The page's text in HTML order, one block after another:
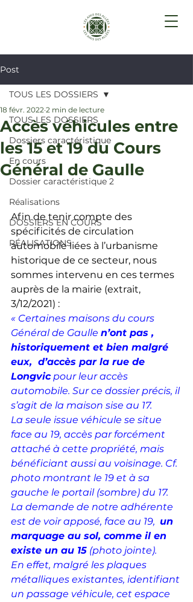
Post
TOUS LES DOSSIERS
Dossiers caractéristique
En cours
Dossier caractéristique 2
Réalisations
DOSSIERS EN COURS
RÉALISATIONS
TOUS LES DOSSIERS
Accès véhicules entre
les 15 et 19 du Cours
Général de Gaulle
18 févr. 2022 2 min de lecture
Afin de tenir compte des
spécificités de circulation
automobile liées à l’urbanisme
historique de ce secteur, nous
sommes intervenu en ces termes
auprès de la mairie (extrait,
3/12/2021) :
« Certaines maisons du cours
Général de Gaulle n’ont pas ,
historiquement et bien malgré
eux,  d’accès par la rue de
Longvic pour leur accès
automobile. Sur ce dossier précis, il
s’agit de la maison sise au 17.
La seule issue véhicule se situe
face au 19, accès par forcément
attaché à cette propriété, mais
bénéficiant aussi au voisinage. Cf.
photo montrant le 19 et à sa
gauche le portail (sombre) du 17.
La demande de notre adhérente
est de voir apposé, face au 19, un
marquage au sol, comme il en
existe un au 15 (photo jointe).
En effet, malgré les plaques
métalliques existantes, identifiant
un passage véhicule, cet espace